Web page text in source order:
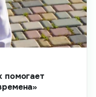
помогает